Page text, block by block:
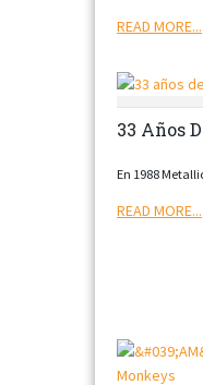
READ MORE...
33 Años
En 1988
READ MORE...